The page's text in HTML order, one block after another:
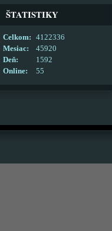
ŠTATISTIKY
Online: 55
Celkom:
4122336
Mesiac:
45920
Deň:
1592